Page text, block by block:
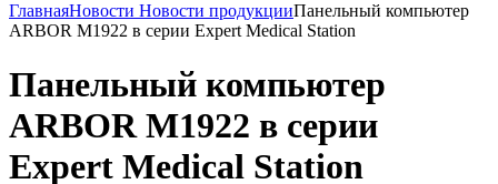
ГлавнаяНовости Новости продукцииПанельный компьютер
ARBOR M1922 в серии Expert Medical Station
Панельный компьютер
ARBOR M1922 в серии
Expert Medical Station